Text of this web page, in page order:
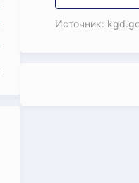
Источник: